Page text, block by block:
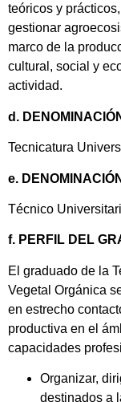
teóricos y
gestionar
marco de la
cultural, social y
actividad.
d.
Tecnicatura
e.
Técnico
f. PERFIL DEL
El graduado de la
Vegetal Orgánica
en estrecho
productiva en el
capacidades
Organizar,
destinados a